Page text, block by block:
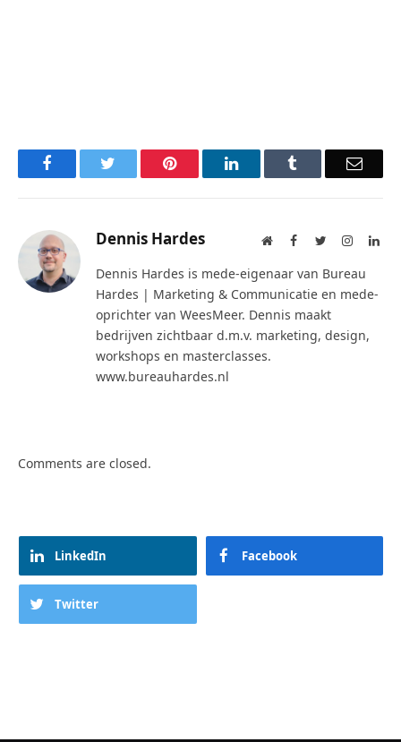
Facebook Pinterest LinkedIn Email
Dennis Hardes WebsiteFacebook
TwitterInstagram
Dennis Hardes is mede-eigenaar van Bureau
Hardes | Marketing & Communicatie en mede-
oprichter van WeesMeer. Dennis maakt
bedrijven zichtbaar d.m.v. marketing, design,
workshops en masterclasses.
www.bureauhardes.nl
Comments are closed.
LinkedIn Facebook
Twitter